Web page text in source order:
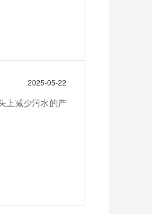
2025-05-22
上减少污水的产